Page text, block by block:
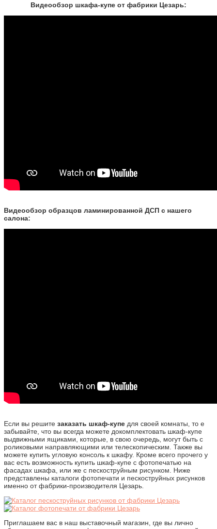
Видеообзор шкафа-купе от фабрики Цезарь:
Видеообзор образцов ламинированной ДСП с нашего
салона:
Если вы решите заказать шкаф-купе для своей комнаты, то е
забывайте, что вы всегда можете докомплектовать шкаф-купе
выдвижными ящиками, которые, в свою очередь, могут быть с
роликовыми направляющими или телескопическим. Также вы
можете купить угловую консоль к шкафу. Кроме всего прочего у
вас есть возможность купить шкаф-купе с фотопечатью на
фасадах шкафа, или же с пескоструйным рисунком. Ниже
представлены каталоги фотопечати и пескоструйных рисунков
именно от фабрики-производителя Цезарь.
Приглашаем вас в наш выставочный магазин, где вы лично